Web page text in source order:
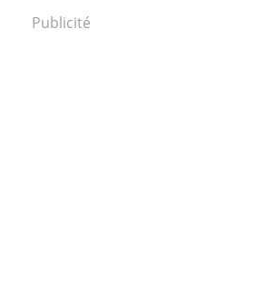
Publicité